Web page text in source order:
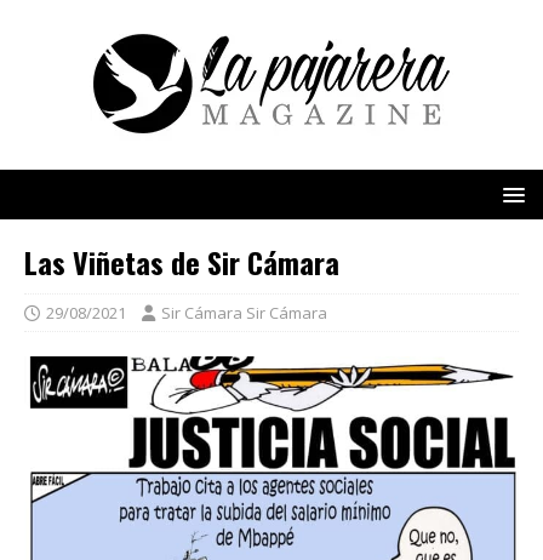
Las Viñetas de Sir Cámara
29/08/2021 Sir Cámara Sir Cámara